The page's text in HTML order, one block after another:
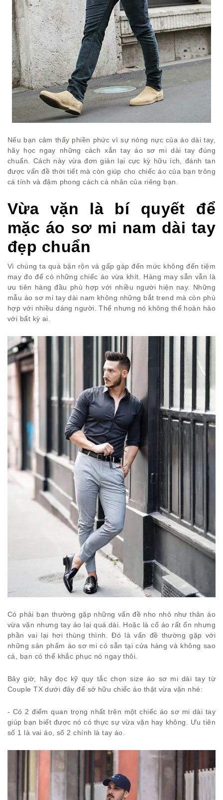
Nếu bạn cảm thấy phiền phức vì sự nóng nực của áo dài tay,
hãy học ngay những cách xắn tay áo sơ mi dài tay đúng
chuẩn. Cách này vừa đơn giản lại cực kỳ hữu ích, đánh tan
được vấn đề thời tiết mà còn giúp cho chiếc áo của bạn trông
cá tính và đậm phong cách cá nhân của riêng bạn.
Vừa vặn là bí quyết để
mặc áo sơ mi nam dài tay
đẹp chuẩn
Vì chúng ta quá bận rộn và gấp gáp đến mức không đến tiệm
may đo để có những chiếc áo vừa khít. Hàng may sẵn vẫn là
ưu tiên hàng đầu phù hợp với nhiều người hiện nay. Những
mẫu áo sơ mi tay dài nam không những bắt trend mà còn phù
hợp với nhiều dáng người. Thế nhưng nó không thể hoàn hảo
với bất kỳ ai.
Có phải bạn thường gặp những vấn đề nho nhỏ như thân áo
vừa vặn nhưng tay áo lại quá dài. Hoặc là cổ áo rất ổn nhưng
phần vai lại hơi thùng thình. Đó là vấn đề thường gặp với
những sản phẩm áo sơ mi có sẵn tại cửa hàng và không sao
cả, bạn có thể khắc phục nó ngay thôi.
Bây giờ, hãy đọc kỹ quy tắc chọn size áo sơ mi dài tay từ
Couple TX dưới đây để sở hữu chiếc áo thật vừa vặn nhé:
- Có 2 điểm quan trọng nhất trên một chiếc áo sơ mi dài tay
giúp bạn biết được nó có thực sự vừa vặn hay không. Ưu tiên
số 1 là vai áo, số 2 chính là tay áo.